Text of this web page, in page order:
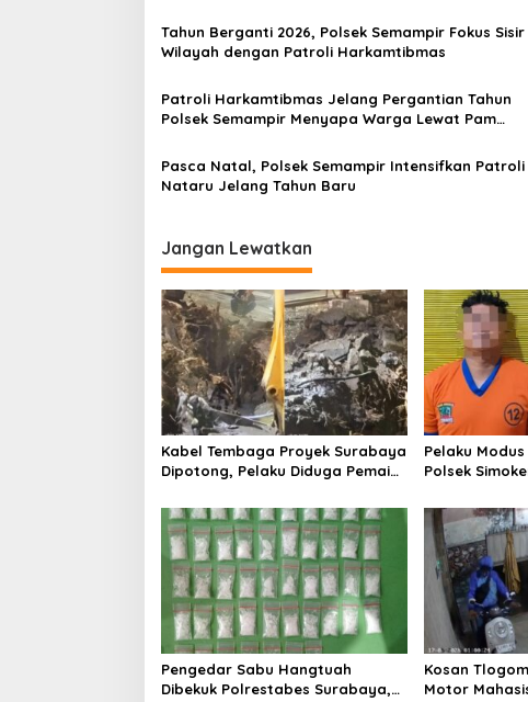
i
o
s
Tahun Berganti 2026, Polsek Semampir Fokus Sisir
Wilayah dengan Patroli Harkamtibmas
Patroli Harkamtibmas Jelang Pergantian Tahun
Polsek Semampir Menyapa Warga Lewat Pam
Pasca Natal, Polsek Semampir Intensifkan Patroli
Nataru Jelang Tahun Baru
Jangan Lewatkan
Kabel Tembaga Proyek Surabaya
Dipotong, Pelaku Diduga Pemain
Pelaku
Polsek
Pengedar Sabu Hangtuah
Dibekuk Polrestabes Surabaya,
Kosan
Motor